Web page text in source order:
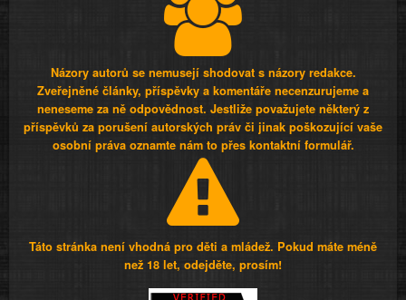
Názory autorů se nemusejí shodovat s názory redakce.
Zveřejněné články, příspěvky a komentáře necenzurujeme a
neneseme za ně odpovědnost. Jestliže považujete některý z
příspěvků za porušení autorských práv či jinak poškozující vaše
osobní práva oznamte nám to přes kontaktní formulář.
Táto stránka není vhodná pro děti a mládež. Pokud máte méně
než 18 let, odejděte, prosím!